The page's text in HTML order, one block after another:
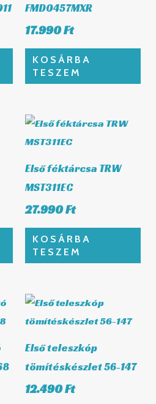
FMD0457MXR
17.990Ft
KOSÁRBA
TESZEM
Első féktárcsa TRW
MST311EC
27.990Ft
KOSÁRBA
TESZEM
Első teleszkóp
tömítéskészlet 56-147
12.490Ft